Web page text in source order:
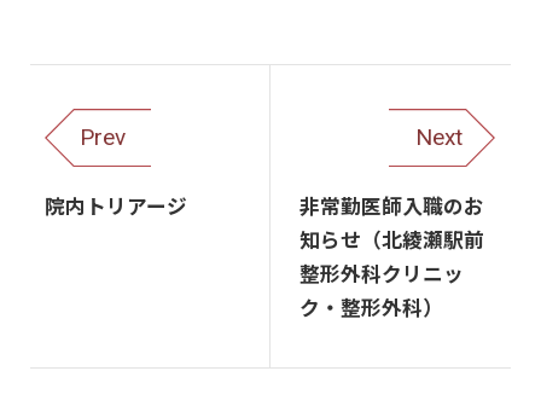
Prev
院内トリアージ
Next
非常勤医師入職のお
知らせ（北綾瀬駅前
整形外科クリニッ
ク・整形外科）